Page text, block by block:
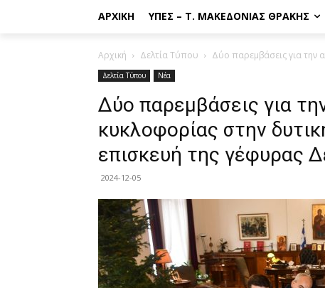
ΑΡΧΙΚΉ ΥΠΕΣ – Τ. ΜΑΚΕΔΟΝΊΑΣ ΘΡΆΚΗΣ
Αρχική Δελτία Τύπου Δύο παρεμβάσεις για την
Δελτία Τύπου Νέα
Δύο παρεμβάσεις για
κυκλοφορίας στην
επισκευή της γέφυρας
2024-12-05